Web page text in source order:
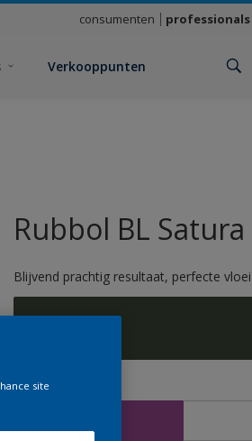
consumenten professionals
Verkooppunten
Rubbol BL Satura
Blijvend prachtig resultaat, perfecte vloei
6020
Grootte
site